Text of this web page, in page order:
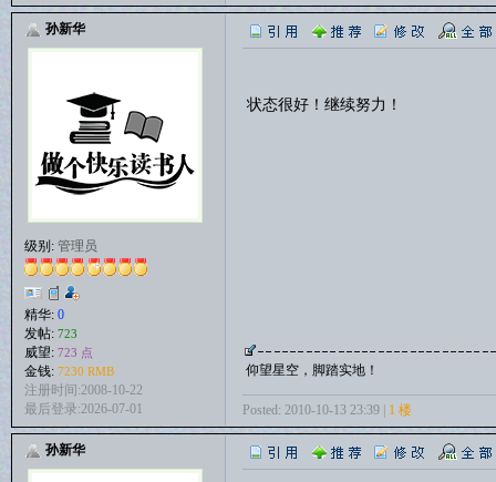
孙新华
级别: 管理员
精华: 0
发帖: 723
威望: 723 点
金钱: 7230 RMB
注册时间:2008-10-22
最后登录:2026-07-01
状态很好！继续努力！
仰望星空，脚踏实地！
Posted: 2010-10-13 23:39 | 1 楼
孙新华